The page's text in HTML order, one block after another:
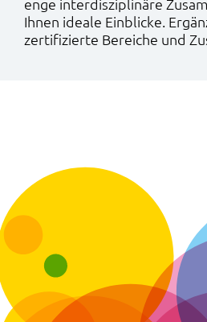
Ihnen ideale Einblicke.
zertifizierte Bereiche und